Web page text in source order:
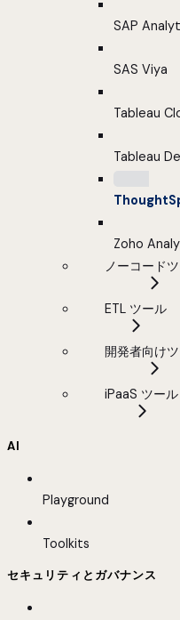
SAP
SAS Viya
Tableau
Tableau
Zoho
ノーコード
ETL ツール
開発者向け
iPaaS ツール
AI
Playground
Toolkits
セキュリティとガバナンス